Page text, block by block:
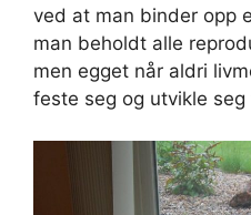
ved at man binder opp
man beholdt alle
men egget når aldri
feste seg og utvikle seg